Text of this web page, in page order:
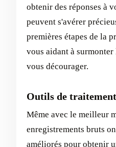
obtenir des réponses à
peuvent s'avérer
premières étapes de la
vous aidant à surmonter
vous décourager.
Outils de
Même avec le meilleur
enregistrements bruts
améliorés pour obtenir